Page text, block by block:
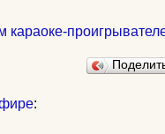
караоке-
: